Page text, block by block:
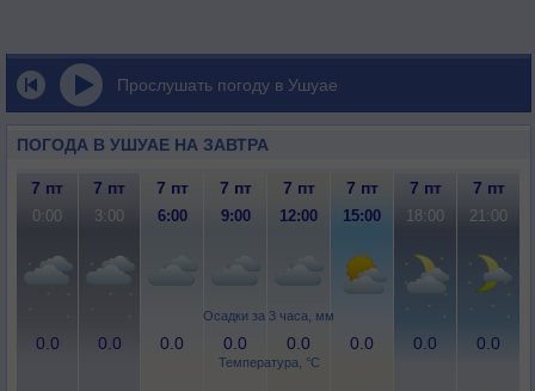
Прослушать погоду в Ушуае
ПОГОДА В УШУАЕ НА ЗАВТРА
Осадки за 3 часа, мм
Температура, °C
7 пт 7 пт 7 пт 7 пт 7 пт 7 пт 7 пт 7 пт
0:00 3:00 6:00 9:00 12:00 15:00 18:00 21:00
0.0 0.0 0.0 0.0 0.0 0.0 0.0 0.0